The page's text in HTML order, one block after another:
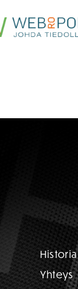
Historia
Yhteys